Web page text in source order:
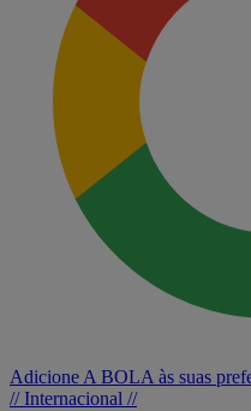
Adicione A BOLA às suas
// Internacional //